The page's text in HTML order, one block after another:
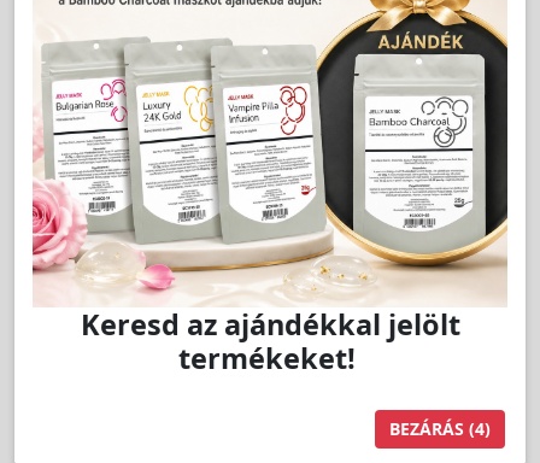
TERMÉK SZŰRŐ
Csak akciós termékek mejelenítése.
AKCIÓ
Szemöldök Designer 26 - Malu Wilz
Keresd az ajándékkal jelölt
termékeket!
BEZÁRÁS (3)